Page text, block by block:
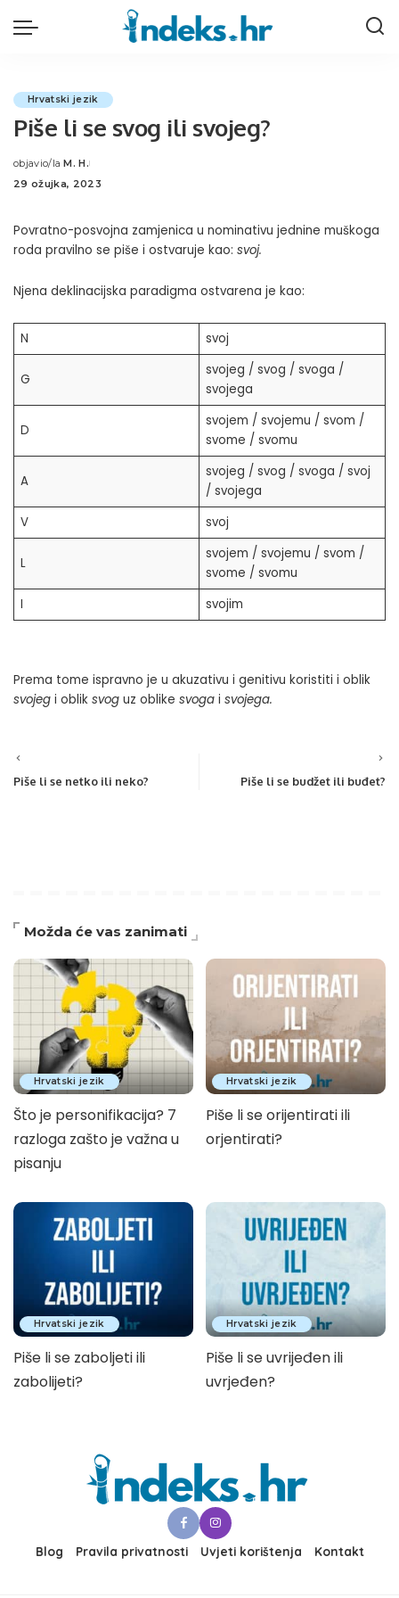
Hrvatski jezik
Piše li se svog ili svojeg?
Posted
by
objavio/la M. H.
29 ožujka, 2023
Povratno-posvojna zamjenica u nominativu jednine muškoga
roda pravilno se piše i ostvaruje kao: svoj.
Njena deklinacijska paradigma ostvarena je kao:
N svoj
G
svojeg / svog / svoga /
svojega
D
svojem / svojemu / svom /
svome / svomu
A
svojeg / svog / svoga / svoj
/ svojega
V
svoj
L
svojem / svojemu / svom /
svome / svomu
I
svojim
Prema tome ispravno je u akuzativu i genitivu koristiti i oblik
svojeg i oblik svog uz oblike svoga i svojega.
Piše li se netko ili neko? Piše li se budžet ili buđet?
Možda će vas zanimati
Hrvatski jezik
Što je personifikacija? 7
razloga zašto je važna u
pisanju
Hrvatski jezik
Piše li se orijentirati ili
orjentirati?
Hrvatski jezik
Piše li se zaboljeti ili
zabolijeti?
Hrvatski jezik
Piše li se uvrijeđen ili
uvrjeđen?
Blog Pravila privatnosti Uvjeti korištenja Kontakt